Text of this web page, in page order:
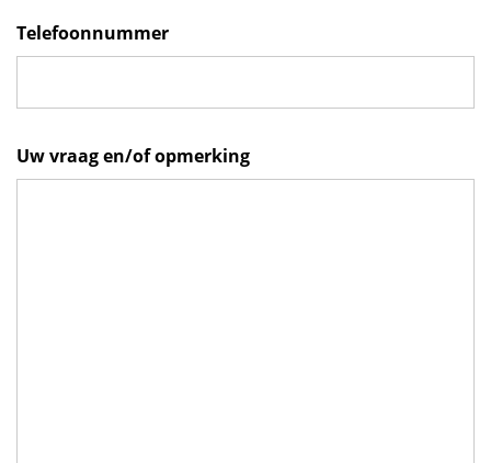
Telefoonnummer
Uw vraag en/of opmerking